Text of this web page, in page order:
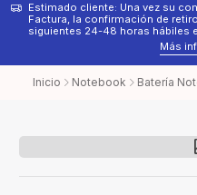
Estimado cliente: Una vez su
Factura, la confirmación de
siguientes 24-48 horas hábiles
Más
Inicio Notebook Batería